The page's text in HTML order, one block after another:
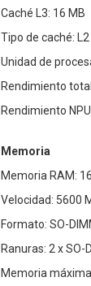
Caché L3: 16 MB
Tipo de caché: L2
Unidad de
Rendimiento
Rendimiento
Memoria
Memoria RAM:
Velocidad: 5600
Formato: SO-
Ranuras: 2 x SO-
Memoria